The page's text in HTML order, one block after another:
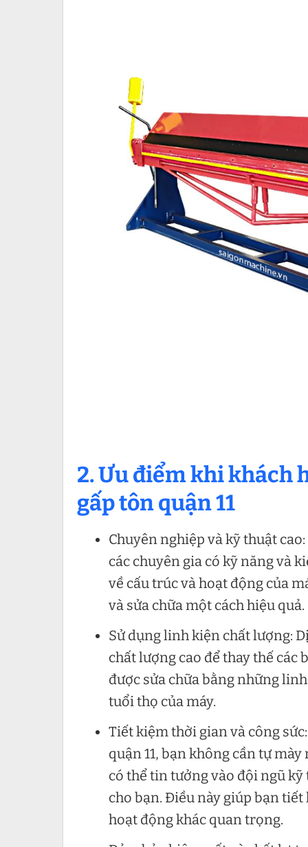
2. Ưu điểm khi khách
gấp tôn quận 11
Chuyên nghiệp và kỹ thuật
các chuyên gia có kỹ năng và
về cấu trúc và hoạt động của
và sửa chữa một cách hiệu quả.
Sử dụng linh kiện chất lượng:
chất lượng cao để thay thế các
được sửa chữa bằng những
tuổi thọ của máy.
Tiết kiệm thời gian và công
quận 11, bạn không cần tự
có thể tin tưởng vào đội ngũ
cho bạn. Điều này giúp bạn
hoạt động khác quan trọng.